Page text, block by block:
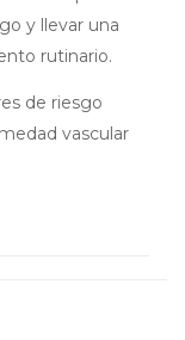
y llevar una
rutinario.
de riesgo
vascular